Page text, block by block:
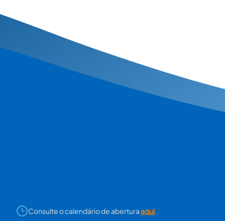
Consulte o calendário de aberturaaqui.